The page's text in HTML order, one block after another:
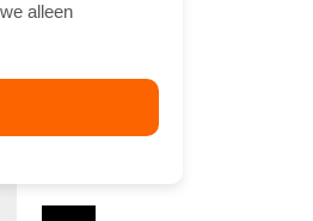
alleen
Kleur